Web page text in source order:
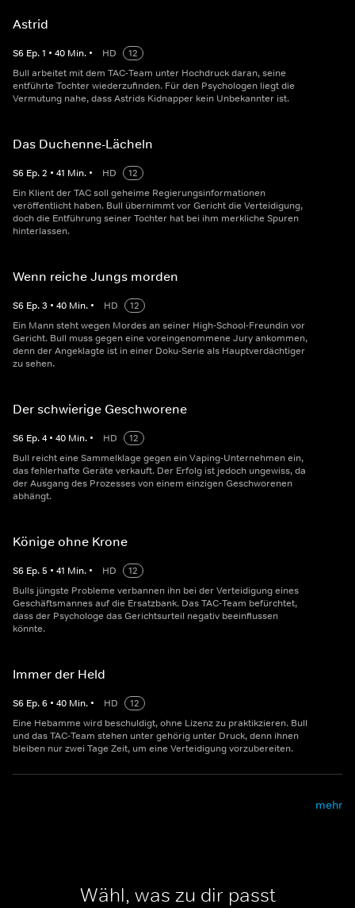
Astrid
S6 Ep.1 • 40 Min. • HD
12
Bull arbeitet mit dem TAC-Team unter Hochdruck daran, seine
entführte Tochter wiederzufinden. Für den Psychologen liegt die
Vermutung nahe, dass Astrids Kidnapper kein Unbekannter ist.
Das Duchenne-Lächeln
S6 Ep.2 • 41 Min. • HD
12
Ein Klient der TAC soll geheime Regierungsinformationen
veröffentlicht haben. Bull übernimmt vor Gericht die Verteidigung,
doch die Entführung seiner Tochter hat bei ihm merkliche Spuren
hinterlassen.
Wenn reiche Jungs morden
S6 Ep.3 • 40 Min. • HD
12
Ein Mann steht wegen Mordes an seiner High-School-Freundin vor
Gericht. Bull muss gegen eine voreingenommene Jury ankommen,
denn der Angeklagte ist in einer Doku-Serie als Hauptverdächtiger
zu sehen.
Der schwierige Geschworene
S6 Ep.4 • 40 Min. • HD
12
Bull reicht eine Sammelklage gegen ein Vaping-Unternehmen ein,
das fehlerhafte Geräte verkauft. Der Erfolg ist jedoch ungewiss, da
der Ausgang des Prozesses von einem einzigen Geschworenen
abhängt.
Könige ohne Krone
S6 Ep.5 • 41 Min. • HD
12
Bulls jüngste Probleme verbannen ihn bei der Verteidigung eines
Geschäftsmannes auf die Ersatzbank. Das TAC-Team befürchtet,
dass der Psychologe das Gerichtsurteil negativ beeinflussen
könnte.
Immer der Held
S6 Ep.6 • 40 Min. • HD
12
Eine Hebamme wird beschuldigt, ohne Lizenz zu praktikzieren. Bull
und das TAC-Team stehen unter gehörig unter Druck, denn ihnen
bleiben nur zwei Tage Zeit, um eine Verteidigung vorzubereiten.
mehr
Wähl, was zu dir passt